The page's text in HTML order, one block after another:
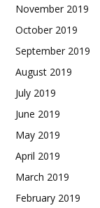
November 2019
October 2019
September 2019
August 2019
July 2019
June 2019
May 2019
April 2019
March 2019
February 2019